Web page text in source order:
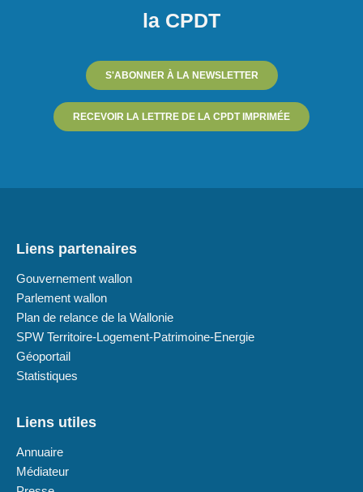
la CPDT
S'ABONNER À LA NEWSLETTER
RECEVOIR LA LETTRE DE LA CPDT IMPRIMÉE
Liens partenaires
Gouvernement wallon
Parlement wallon
Plan de relance de la Wallonie
SPW Territoire-Logement-Patrimoine-Energie
Géoportail
Statistiques
Liens utiles
Annuaire
Médiateur